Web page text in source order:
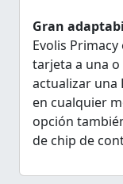
Gran
Evolis
tarjeta a una o
actualizar una
en cualquier
opción
de chip de